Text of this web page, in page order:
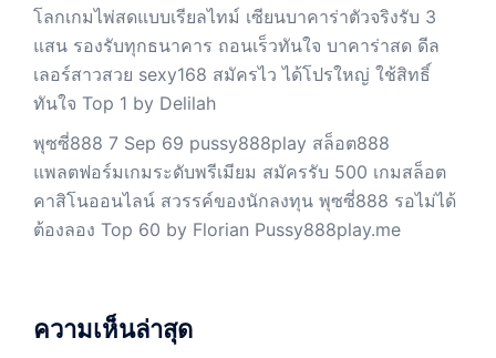
โลกเกมไพ่สดแบบเรียลไทม์ เซียนบาคาร่าตัวจริงรับ 3
แสน รองรับทุกธนาคาร ถอนเร็วทันใจ บาคาร่าสด ดีล
เลอร์สาวสวย sexy168 สมัครไว ได้โปรใหญ่ ใช้สิทธิ์
ทันใจ Top 1 by Delilah
พุซซี่888 7 Sep 69 pussy888play สล็อต888
แพลตฟอร์มเกมระดับพรีเมียม สมัครรับ 500 เกมสล็อต
คาสิโนออนไลน์ สวรรค์ของนักลงทุน พุซซี่888 รอไม่ได้
ต้องลอง Top 60 by Florian Pussy888play.me
ความเห็นล่าสุด